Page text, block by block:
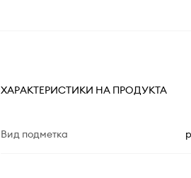
ХАРАКТЕРИСТИКИ НА ПРОДУКТА
Вид подметка